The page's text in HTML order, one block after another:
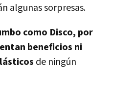
algunas sorpresas.
como Disco, por
beneficios ni
de ningún